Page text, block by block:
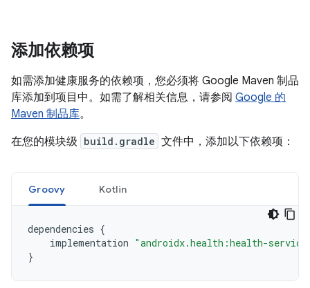
添加依赖项
如需添加健康服务的依赖项，您必须将 Google Maven 制品
库添加到项目中。如需了解相关信息，请参阅 Google 的
Maven 制品库。
在您的模块级 build.gradle 文件中，添加以下依赖项：
Groovy Kotlin
dependencies {
implementation "androidx.health:health-
}